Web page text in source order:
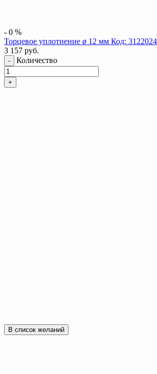
- 0 %
Торцевое уплотнение ø 12 мм Код: 3122024
3 157 руб.
- Количество
+
В список желаний